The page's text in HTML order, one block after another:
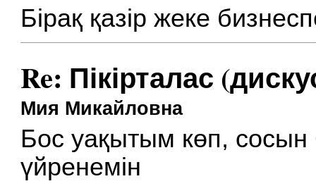
Бірақ қазір жеке
Re: Пікірталас
Мия Микайловна
Бос уақытым көп, сосын
үйренемін